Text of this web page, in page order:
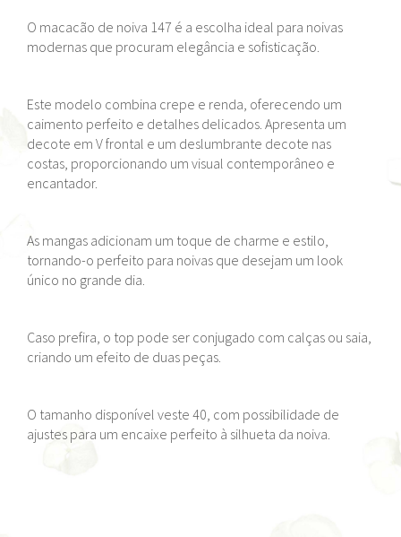
O macacão de noiva 147 é a escolha ideal para noivas
modernas que procuram elegância e sofisticação.
Este modelo combina crepe e renda, oferecendo um
caimento perfeito e detalhes delicados. Apresenta um
decote em V frontal e um deslumbrante decote nas
costas, proporcionando um visual contemporâneo e
encantador.
As mangas adicionam um toque de charme e estilo,
tornando-o perfeito para noivas que desejam um look
único no grande dia.
Caso prefira, o top pode ser conjugado com calças ou saia,
criando um efeito de duas peças.
O tamanho disponível veste 40, com possibilidade de
ajustes para um encaixe perfeito à silhueta da noiva.